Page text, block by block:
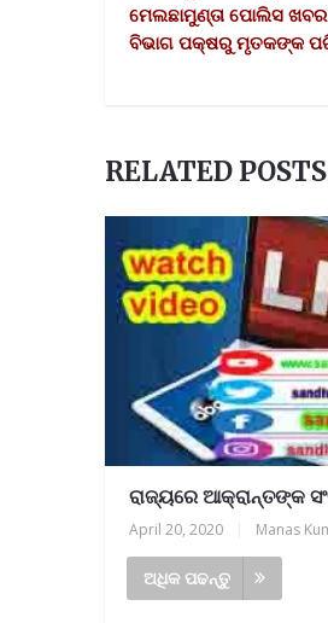
ମେଲଛାମୁଣ୍ତା ପୋଲିସ
ବିଭାଗ ପକ୍ଷରୁ ମୃତକଙ୍କ
RELATED POSTS
ରାଜ୍ୟରେ ଆକ୍ରାନ୍ତଙ୍କ
April 20, 2020 Manas
ଅଧିକ ପଢନ୍ତୁ